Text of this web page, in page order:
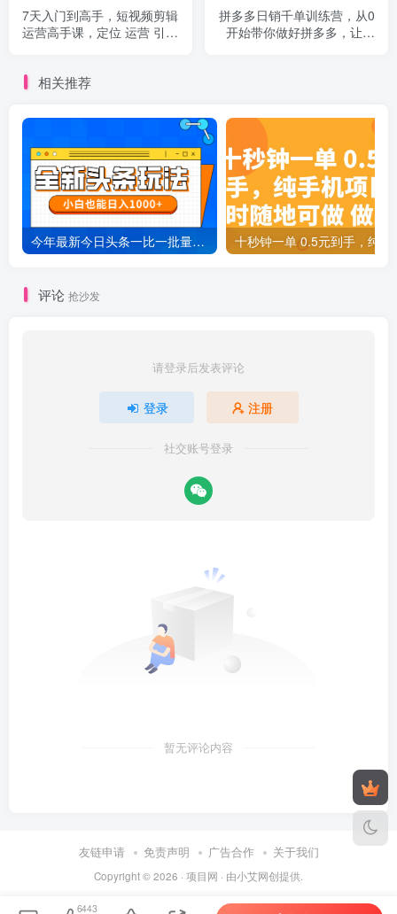
7天入门到高手，短视频剪辑
运营高手课，定位 运营 引|
拼多多日销千单训练营，从0
开始带你做好拼多多，让日
相关推荐
今年最新今日头条一比一批量搬砖，小白也可以日赚千元
评论 抢沙发
请登录后发表评论
登录 注册
社交账号登录
暂无评论内容
友链申请 免责声明 广告合作 关于我们
Copyright © 2026 · 项目网 · 由小艾网创提供.
6443